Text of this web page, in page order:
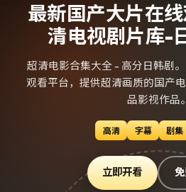
最新国产大片在
清电视剧片库-
超清电影合集大全 - 高分日韩剧
观看平台，提供超清画质的国产
品影视作品。
高清 字幕 剧集
立即开看